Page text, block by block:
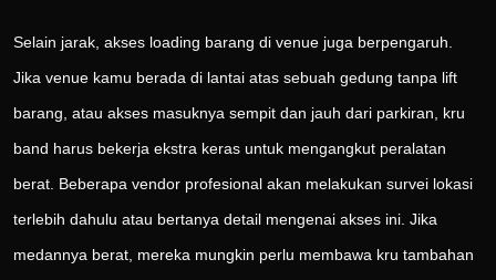
Selain jarak, akses loading barang di venue juga berpengaruh.
Jika venue kamu berada di lantai atas sebuah gedung tanpa lift
barang, atau akses masuknya sempit dan jauh dari parkiran, kru
band harus bekerja ekstra keras untuk mengangkut peralatan
berat. Beberapa vendor profesional akan melakukan survei lokasi
terlebih dahulu atau bertanya detail mengenai akses ini. Jika
medannya berat, mereka mungkin perlu membawa kru tambahan